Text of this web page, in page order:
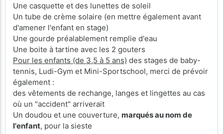
Une casquette et des lunettes de soleil
Un tube de crème solaire (en mettre également avant
d'amener l'enfant en stage)
Une gourde préalablement remplie d'eau
Une boite à tartine avec les 2 gouters
Pour les enfants (de 3,5 à 5 ans) des stages de baby-
tennis, Ludi-Gym et Mini-Sportschool, merci de prévoir
également :
des vêtements de rechange, langes et lingettes au cas
où un "accident" arriverait
Un doudou et une couverture, marqués au nom de
l'enfant, pour la sieste